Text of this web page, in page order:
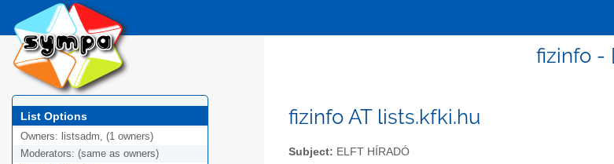
fizinfo -
List Options
Owners: listsadm, (1 owners)
Moderators: (same as owners)
fizinfo AT lists.kfki.hu
Subject: ELFT HÍRADÓ